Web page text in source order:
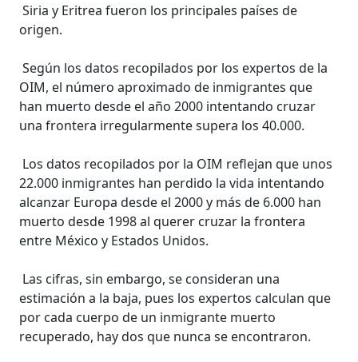
Siria y Eritrea fueron los principales países de
origen.
Según los datos recopilados por los expertos de la
OIM, el número aproximado de inmigrantes que
han muerto desde el año 2000 intentando cruzar
una frontera irregularmente supera los 40.000.
Los datos recopilados por la OIM reflejan que unos
22.000 inmigrantes han perdido la vida intentando
alcanzar Europa desde el 2000 y más de 6.000 han
muerto desde 1998 al querer cruzar la frontera
entre México y Estados Unidos.
Las cifras, sin embargo, se consideran una
estimación a la baja, pues los expertos calculan que
por cada cuerpo de un inmigrante muerto
recuperado, hay dos que nunca se encontraron.